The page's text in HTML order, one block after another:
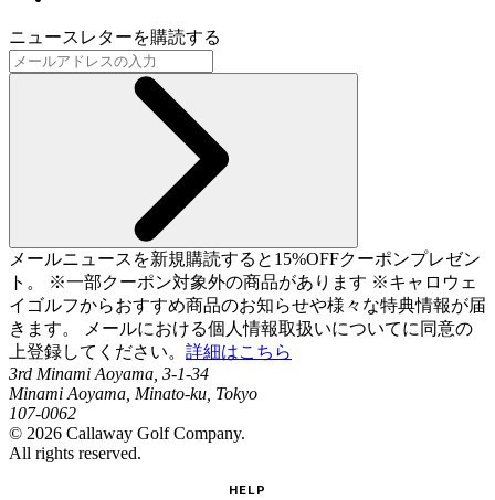
ニュースレターを購読する
メールニュースを新規購読すると15%OFFクーポンプレゼン
ト。 ※一部クーポン対象外の商品があります ※キャロウェ
イゴルフからおすすめ商品のお知らせや様々な特典情報が届
きます。 メールにおける個人情報取扱いについてに同意の
上登録してください。 詳細はこちら
3rd Minami Aoyama, 3-1-34
Minami Aoyama, Minato-ku, Tokyo
107-0062
© 2026 Callaway Golf Company.
All rights reserved.
HELP